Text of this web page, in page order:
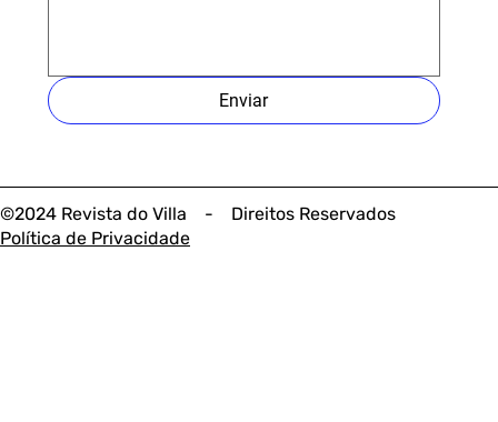
©2024 Revista do Villa - Direitos Reservados
Política de Privacidade
Enviar